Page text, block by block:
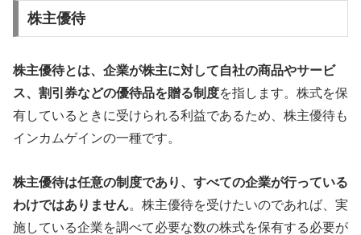
株主優待
株主優待とは、企業が株主に対して自社の商品やサービ
ス、割引券などの優待品を贈る制度を指します。株式を保
有しているときに受けられる利益であるため、株主優待も
インカムゲインの一種です。
株主優待は任意の制度であり、すべての企業が行っている
わけではありません。株主優待を受けたいのであれば、実
施している企業を調べて必要な数の株式を保有する必要が